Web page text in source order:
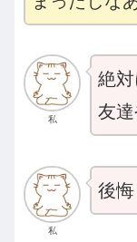
私
絶
友
私
後